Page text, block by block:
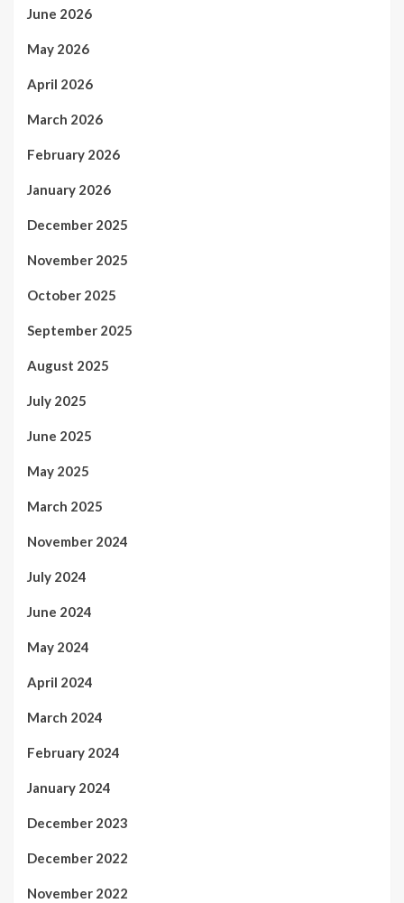
June 2026
May 2026
April 2026
March 2026
February 2026
January 2026
December 2025
November 2025
October 2025
September 2025
August 2025
July 2025
June 2025
May 2025
March 2025
November 2024
July 2024
June 2024
May 2024
April 2024
March 2024
February 2024
January 2024
December 2023
December 2022
November 2022